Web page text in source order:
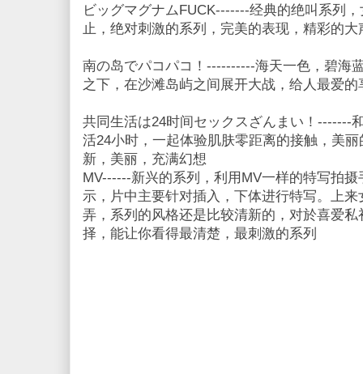
ビッグマグナムFUCK-------经典的绝叫系列
止，绝对刺激的系列，完美的表现，精彩的大
南の岛でパコパコ！----------海天一色，碧海
之下，在沙滩岛屿之间展开大战，给人最爱的
共同生活は24时间セックスざんまい！-------
活24小时，一起体验肌肤零距离的接触，美
新，美丽，充满幻想
MV------新兴的系列，利用MV一样的特写拍
示，片中主要针对插入，下体进行特写。上
弄，系列的风格还是比较清新的，对於喜爱
择，能让你看得最清楚，最刺激的系列